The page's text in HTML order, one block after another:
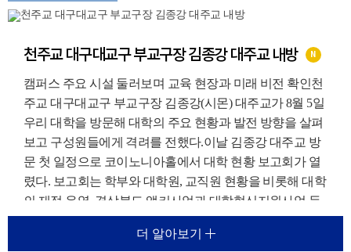
천주교 대구대교구 부교구장 김종강 대주교 내방 N
캠퍼스 주요 시설 둘러보며 교육 현장과 미래 비전 확인천
주교 대구대교구 부교구장 김종강(시몬) 대주교가 8월 5일
우리 대학을 방문해 대학의 주요 현황과 발전 방향을 살펴
보고 구성원들에게 격려를 전했다.이날 김종강 대주교 방
문 첫 일정으로 코이노니아홀에서 대학 현황 보고회가 열
렸다. 보고회는 학부와 대학원, 교직원 현황을 비롯해 대학
의 재정 운영, 경상북도 앵커사업과 대학혁신지원사업 등
주요 재정지원사업, 외국인 유학생 지원 현황에 대한 보고
가 진행되었다.이를 통해 우리 대학이 교육환경 변화에 대
더 알아보기